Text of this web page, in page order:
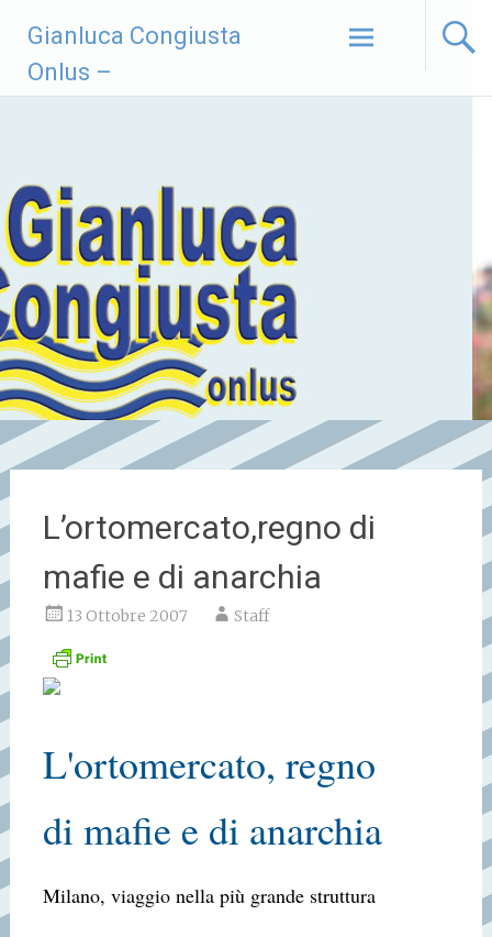
contenuto
Gianluca Congiusta
Onlus –
L’ortomercato,regno di
mafie e di anarchia
13 Ottobre 2007 Staff
L'ortomercato, regno
di mafie e di anarchia
Milano, viaggio nella più grande struttura